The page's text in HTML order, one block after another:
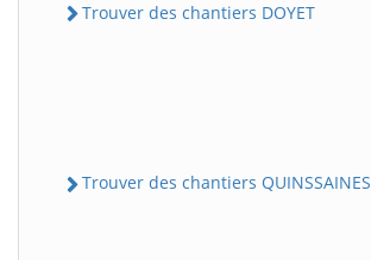
Trouver des chantiers DOYET
Trouver des chantiers QUINSSAINES